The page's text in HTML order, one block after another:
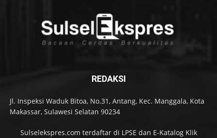
REDAKSI
Jl. Inspeksi Waduk Bitoa, No.31, Antang, Kec. Manggala, Kota
Makassar, Sulawesi Selatan 90234
Sulselekspres.com terdaftar di LPSE dan E-Katalog Klik